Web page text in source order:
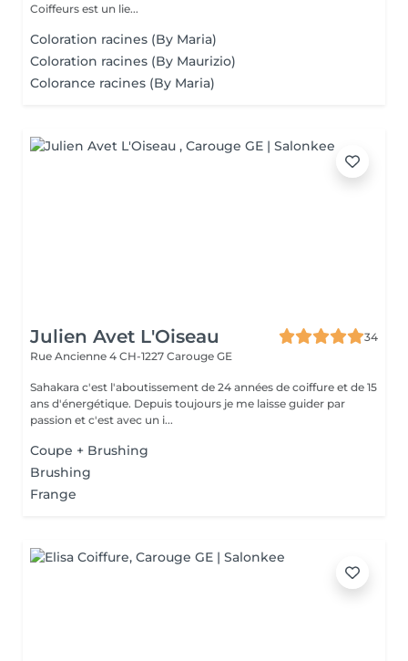
Coiffeurs est un lie...
Coloration racines (By Maria)
Coloration racines (By Maurizio)
Colorance racines (By Maria)
Julien Avet L'Oiseau
34
Rue Ancienne 4 CH-1227 Carouge GE
Sahakara c'est l'aboutissement de 24 années de coiffure et de 15
ans d'énergétique. Depuis toujours je me laisse guider par
passion et c'est avec un i...
Coupe + Brushing
Brushing
Frange